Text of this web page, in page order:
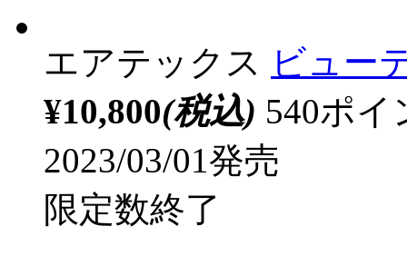
エアテックス ビュー
¥10,800(税込) 540ポ
2023/03/01発売
限定数終了